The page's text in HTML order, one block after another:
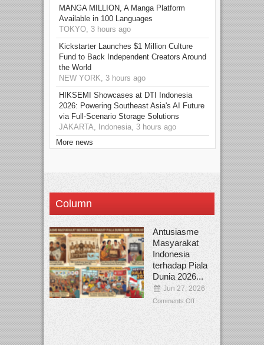
MANGA MILLION, A Manga Platform
Available in 100 Languages
TOKYO, 3 hours ago
Kickstarter Launches $1 Million Culture
Fund to Back Independent Creators Around
the World
NEW YORK, 3 hours ago
HIKSEMI Showcases at DTI Indonesia
2026: Powering Southeast Asia's AI Future
via Full‑Scenario Storage Solutions
JAKARTA, Indonesia, 3 hours ago
More news
Column
Antusiasme
Masyarakat
Indonesia
terhadap Piala
Dunia 2026...
Jun 27, 2026
Comments Off